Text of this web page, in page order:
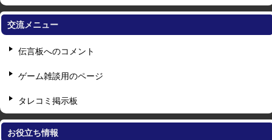
交流メニュー
伝言板へのコメント
ゲーム雑談用のページ
タレコミ掲示板
お役立ち情報